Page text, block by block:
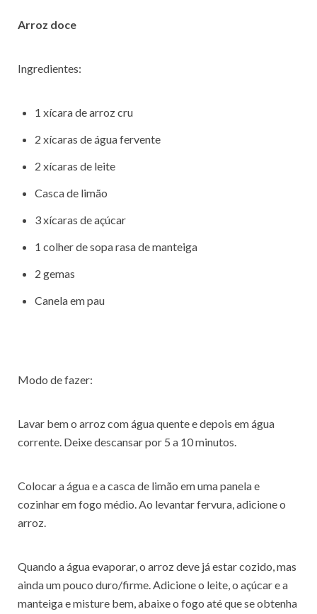
Arroz doce
Ingredientes:
1 xícara de arroz cru
2 xícaras de água fervente
2 xícaras de leite
Casca de limão
3 xícaras de açúcar
1 colher de sopa rasa de manteiga
2 gemas
Canela em pau
Modo de fazer:
Lavar bem o arroz com água quente e depois em água
corrente. Deixe descansar por 5 a 10 minutos.
Colocar a água e a casca de limão em uma panela e
cozinhar em fogo médio. Ao levantar fervura, adicione o
arroz.
Quando a água evaporar, o arroz deve já estar cozido, mas
ainda um pouco duro/firme. Adicione o leite, o açúcar e a
manteiga e misture bem, abaixe o fogo até que se obtenha